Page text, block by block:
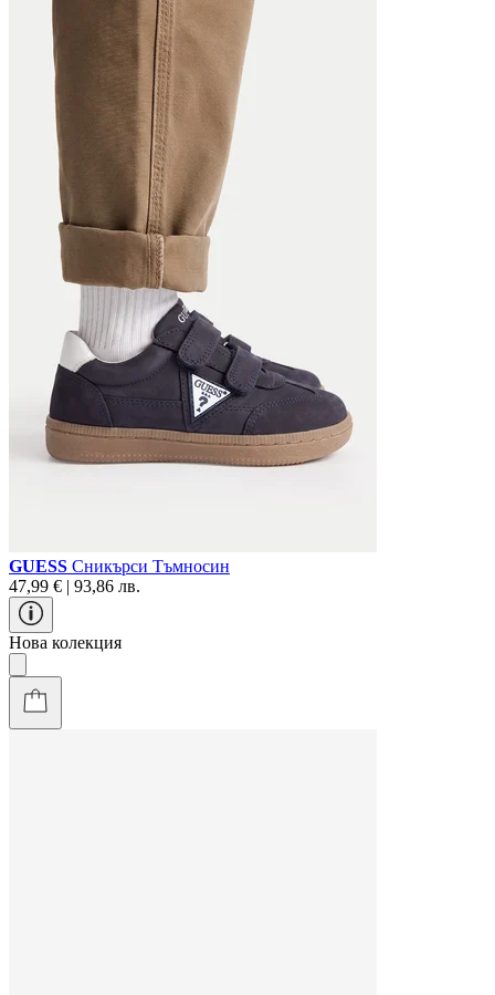
GUESS Сникърси Тъмносин
47,99 € | 93,86 лв.
Нова колекция